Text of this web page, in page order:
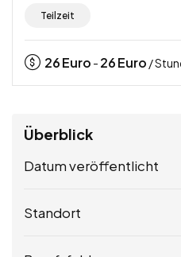
Teilzeit
26Euro - 26Euro /
Überblick
Datum veröffentlicht
Standort